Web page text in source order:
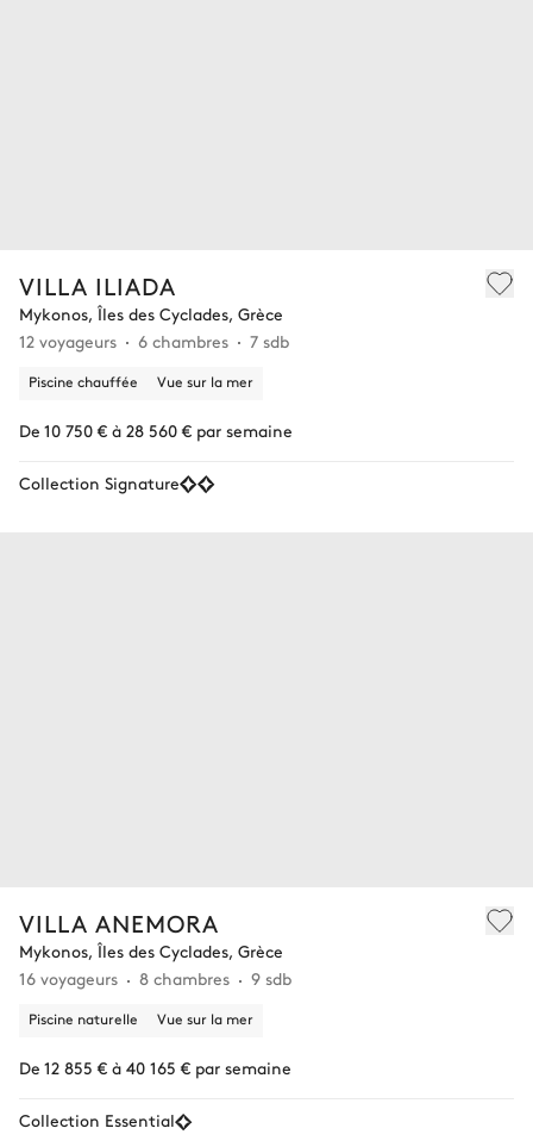
VILLA ILIADA
Mykonos, Îles des Cyclades, Grèce
12 voyageurs
6 chambres 7 sdb
Piscine chauffée Vue sur la mer
De 10 750 € à 28 560 € par semaine
Collection Signature
VILLA ANEMORA
Mykonos, Îles des Cyclades, Grèce
16 voyageurs
8 chambres 9 sdb
Piscine naturelle Vue sur la mer
De 12 855 € à 40 165 € par semaine
Collection Essential